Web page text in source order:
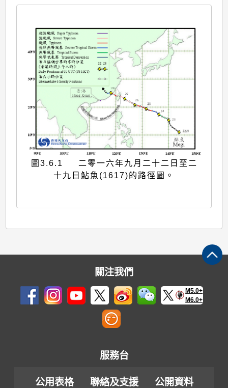
圖3.6.1 二零一六年九月二十二日至二
十九日鮎魚(1617)的路徑圖。
關注我們
M5.0+
M6.0+
服務台
公用表格 聯絡及支援
公開資料